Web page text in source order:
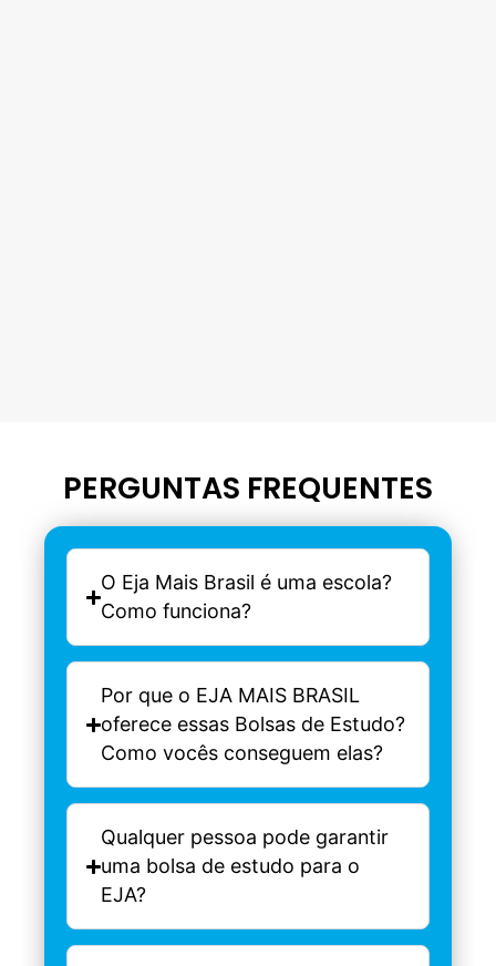
PERGUNTAS FREQUENTES
O Eja Mais Brasil é uma escola?
Como funciona?
Por que o EJA MAIS BRASIL
oferece essas Bolsas de Estudo?
Como vocês conseguem elas?
Qualquer pessoa pode garantir
uma bolsa de estudo para o
EJA?